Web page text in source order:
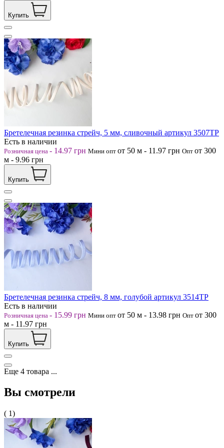
Купить
Бретелечная резинка стрейч, 5 мм, сливочный артикул 3507ТР
Есть в наличии
Розничная цена - 14.97 грн Мини опт от 50 м - 11.97 грн Опт от 300
м - 9.96 грн
Купить
Бретелечная резинка стрейч, 8 мм, голубой артикул 3514ТР
Есть в наличии
Розничная цена - 15.99 грн Мини опт от 50 м - 13.98 грн Опт от 300
м - 11.97 грн
Купить
Еще 4 товара ...
Вы смотрели
( 1)